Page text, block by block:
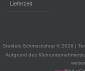
Lieferzeit
Steidels Schmuckshop © 2026 |
Aufgrund des